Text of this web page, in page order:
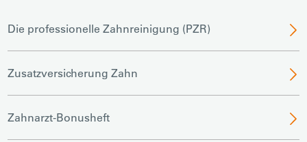
Die professionelle Zahnreinigung (PZR)
Zusatzversicherung Zahn
Zahnarzt-Bonusheft